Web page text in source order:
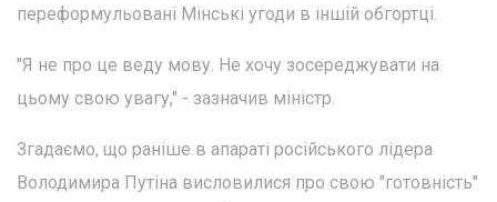
переформульовані Мінські угоди в іншій обгортці.
"Я не про це веду мову. Не хочу зосереджувати на
цьому свою увагу," - зазначив міністр.
Згадаємо, що раніше в апараті російського лідера
Володимира Путіна висловилися про свою "готовність"